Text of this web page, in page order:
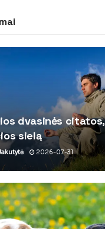
dvasinės citatos,
sielą
2026-07-31